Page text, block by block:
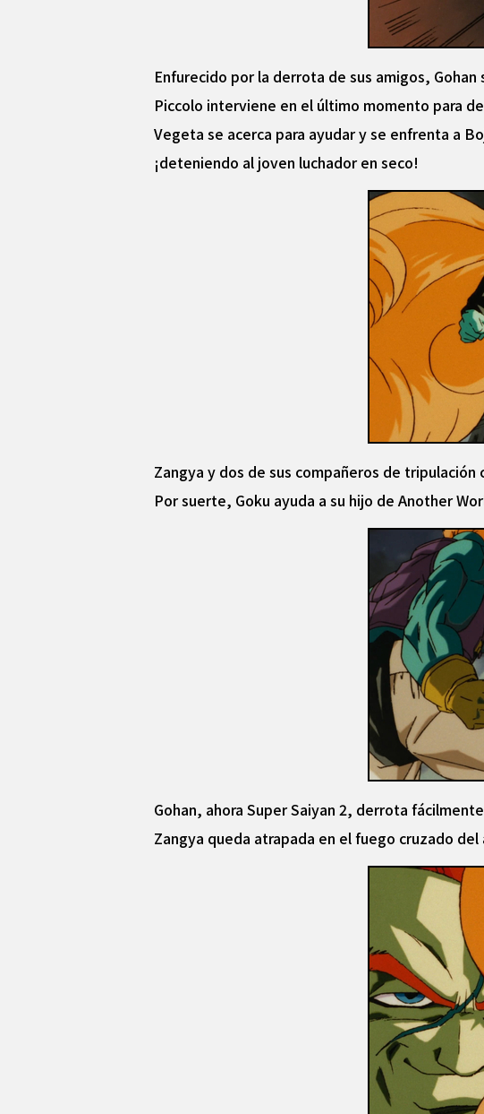
Enfurecido por la derrota de sus amigos,
Piccolo interviene en el último momento para
Vegeta se acerca para ayudar y se enfrenta a
¡deteniendo al joven luchador en seco!
Zangya y dos de sus compañeros de
Por suerte, Goku ayuda a su hijo de Another
Gohan, ahora Super Saiyan 2, derrota
Zangya queda atrapada en el fuego cruzado